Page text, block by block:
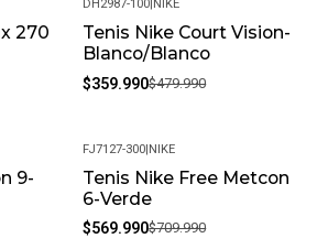
algún inconveniente,
talla?
de devoluciones?
contamos con una política de
Queremos que tu experiencia de
270
-25%
DH2987-100 NIKE
Tenis Nike Court Vision-
Blanco/Blanco
$359.990$479.990
9-
-20%
FJ7127-300 NIKE
Tenis Nike Free Metcon
6-Verde
$569.990$709.990